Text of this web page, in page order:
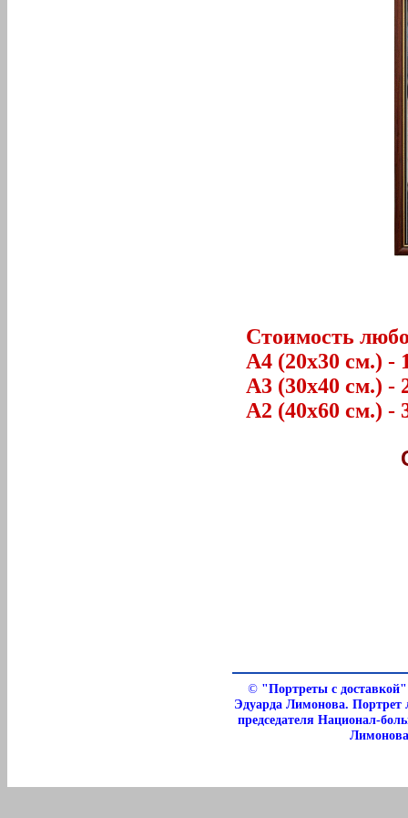
Стоимость
А4 (20х30 см.) -
А3 (30х40 см.) -
А2 (40х60 см.) -
© "Портреты с
Эдуарда Лимонова.
председателя Национал-